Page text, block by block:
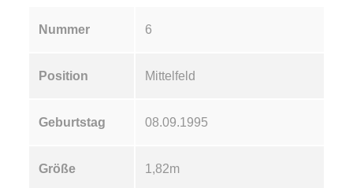
Nummer 6
Position Mittelfeld
Geburtstag 08.09.1995
Größe 1,82m